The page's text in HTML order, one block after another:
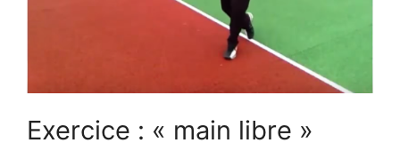
Exercice : « main libre »